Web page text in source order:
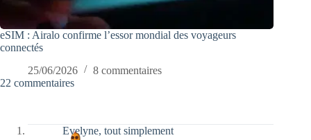
eSIM : Airalo confirme l’essor mondial des voyageurs
connectés
25/06/2026
8 commentaires
22 commentaires
Evelyne, tout simplement